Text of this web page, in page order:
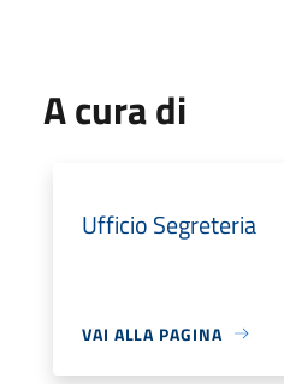
A cura di
Ufficio Segreteria
VAI ALLA PAGINA